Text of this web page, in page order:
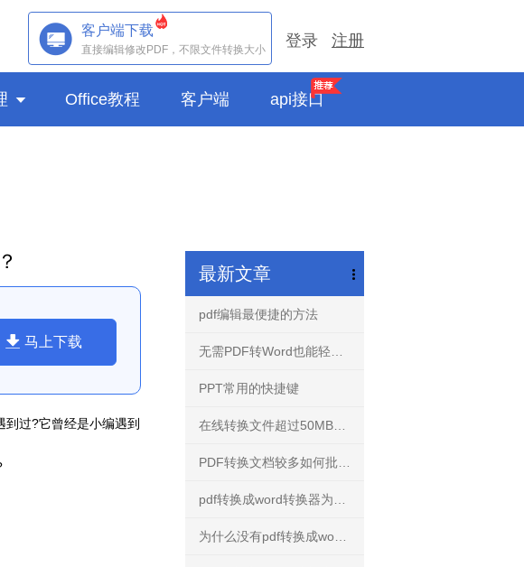
登录 注册
客户端下载
直接编辑修改PDF，不限文件转换大小
 Office教程 客户端 api接口
马上下载
过?它曾经是小编遇到
最新文章
pdf编辑最便捷的方法
PPT常用的快捷键